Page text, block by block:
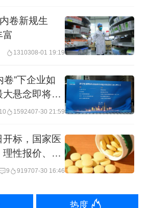
息公开引入市场竞争，让
运行。
动上，河北、山东、湖
京等省市介绍了药品比价
情况。
地方实施比价的效果来
序推动了药品在线上线
开透明，引导公平合理定
卷新规生
富
1310308-01 19:19
卷”下企业如
悬念即将揭
10 1592407-30 21:59
标，国家医
性报价、量
9 919707-30 16:46
热度